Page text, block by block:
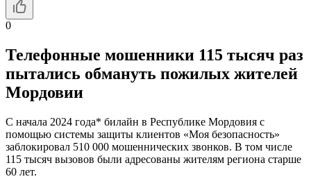
0
Телефонные мошенники 115 тысяч раз
пытались обмануть пожилых жителей
Мордовии
С начала 2024 года* билайн в Республике Мордовия с
помощью системы защиты клиентов «Моя безопасность»
заблокировал 510 000 мошеннических звонков. В том числе
115 тысяч вызовов были адресованы жителям региона старше
60 лет.